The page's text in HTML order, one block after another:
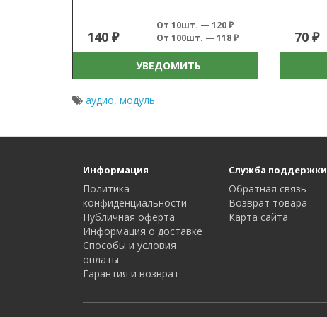
140 ₽
От 10шт. — 120 ₽
От 100шт. — 118 ₽
УВЕДОМИТЬ
70 ₽
аудио, модуль
Информация
Политика
конфиденциальности
Публичная оферта
Информация о доставке
Способы и условия
оплаты
Гарантия и возврат
Служба поддержки
Обратная связь
Возврат товара
Карта сайта